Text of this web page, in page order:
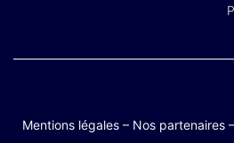
Mentions légales – Nos partenaires –